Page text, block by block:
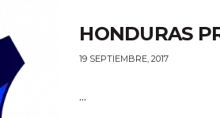
HONDURAS
19 SEPTIEMBRE, 2017
...